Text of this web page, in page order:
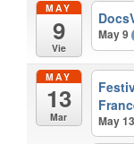
MAY
9
Vie
May 9
MAY
13
Mar May